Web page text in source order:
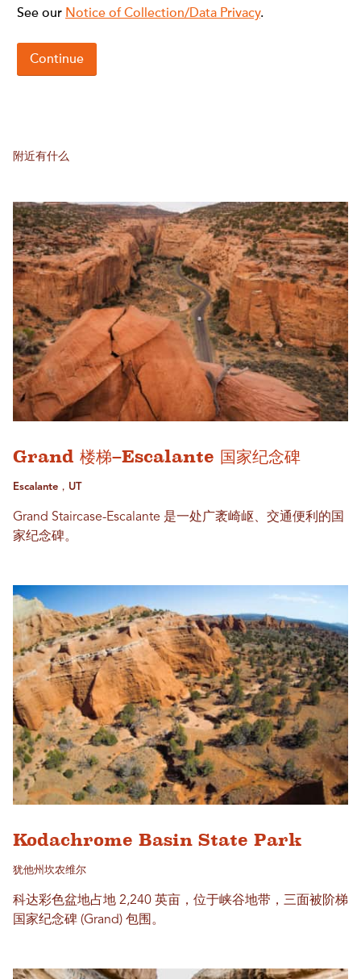
附近有什么
Grand 楼梯–Escalante 国家纪念碑
Escalante，UT
Grand Staircase-Escalante 是一处广袤崎岖、交通便利的国
家纪念碑。
Kodachrome Basin State Park
犹他州坎农维尔
科达彩色盆地占地 2,240 英亩，位于峡谷地带，三面被阶梯
国家纪念碑 (Grand) 包围。